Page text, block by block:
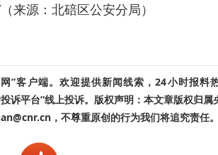
来源：北碚区公安分局）
”客户端。欢迎提供新闻线索，24小时报料
诉平台”线上投诉。版权声明：本文章版权归属
，不尊重原创的行为我们将追究责任。